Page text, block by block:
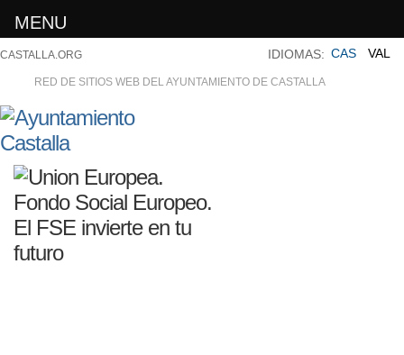
CASTALLA.ORG
RED DE SITIOS WEB DEL AYUNTAMIENTO DE CASTALLA
IDIOMAS: CAS VAL
MENU